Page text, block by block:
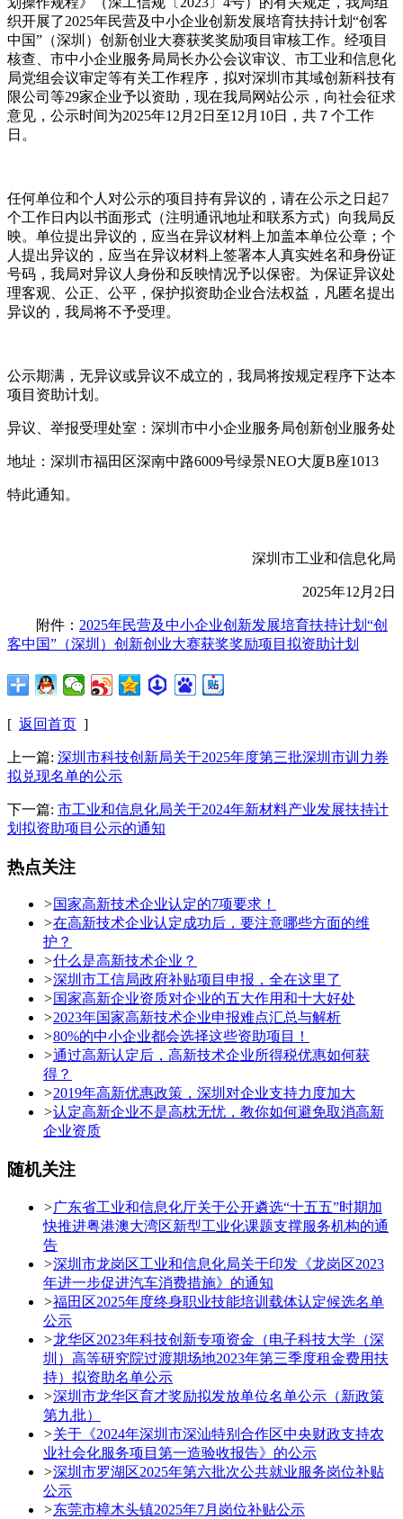
织开展了2025年民营及中小企业创新发展培育扶持计划“创客
中国”（深圳）创新创业大赛获奖奖励项目审核工作。经项目
核查、市中小企业服务局局长办公会议审议、市工业和信息化
局党组会议审定等有关工作程序，拟对深圳市其域创新科技有
限公司等29家企业予以资助，现在我局网站公示，向社会征求
意见，公示时间为2025年12月2日至12月10日，共７个工作
日。
任何单位和个人对公示的项目持有异议的，请在公示之日起7
个工作日内以书面形式（注明通讯地址和联系方式）向我局反
映。单位提出异议的，应当在异议材料上加盖本单位公章；个
人提出异议的，应当在异议材料上签署本人真实姓名和身份证
号码，我局对异议人身份和反映情况予以保密。为保证异议处
理客观、公正、公平，保护拟资助企业合法权益，凡匿名提出
异议的，我局将不予受理。
公示期满，无异议或异议不成立的，我局将按规定程序下达本
项目资助计划。
异议、举报受理处室：深圳市中小企业服务局创新创业服务处
地址：深圳市福田区深南中路6009号绿景NEO大厦B座1013
特此通知。
深圳市工业和信息化局
2025年12月2日
附件： 2025年民营及中小企业创新发展培育扶持计划“创
客中国”（深圳）创新创业大赛获奖奖励项目拟资助计划
[ 返回首页 ]
上一篇: 深圳市科技创新局关于2025年度第三批深圳市训力券
拟兑现名单的公示
下一篇: 市工业和信息化局关于2024年新材料产业发展扶持计
划拟资助项目公示的通知
热点关注
>国家高新技术企业认定的7项要求！
>在高新技术企业认定成功后，要注意哪些方面的维
护？
>什么是高新技术企业？
>深圳市工信局政府补贴项目申报，全在这里了
>国家高新企业资质对企业的五大作用和十大好处
>2023年国家高新技术企业申报难点汇总与解析
>80%的中小企业都会选择这些资助项目！
>通过高新认定后，高新技术企业所得税优惠如何获
得？
>2019年高新优惠政策，深圳对企业支持力度加大
>认定高新企业不是高枕无忧，教你如何避免取消高新
企业资质
随机关注
>广东省工业和信息化厅关于公开遴选“十五五”时期加
快推进粤港澳大湾区新型工业化课题支撑服务机构的通
告
>深圳市龙岗区工业和信息化局关于印发《龙岗区2023
年进一步促进汽车消费措施》的通知
>福田区2025年度终身职业技能培训载体认定候选名单
公示
>龙华区2023年科技创新专项资金（电子科技大学（深
圳）高等研究院过渡期场地2023年第三季度租金费用扶
持）拟资助名单公示
>深圳市龙华区育才奖励拟发放单位名单公示（新政策
第九批）
>关于《2024年深圳市深汕特别合作区中央财政支持农
业社会化服务项目第一造验收报告》的公示
>深圳市罗湖区2025年第六批次公共就业服务岗位补贴
公示
>东莞市樟木头镇2025年7月岗位补贴公示